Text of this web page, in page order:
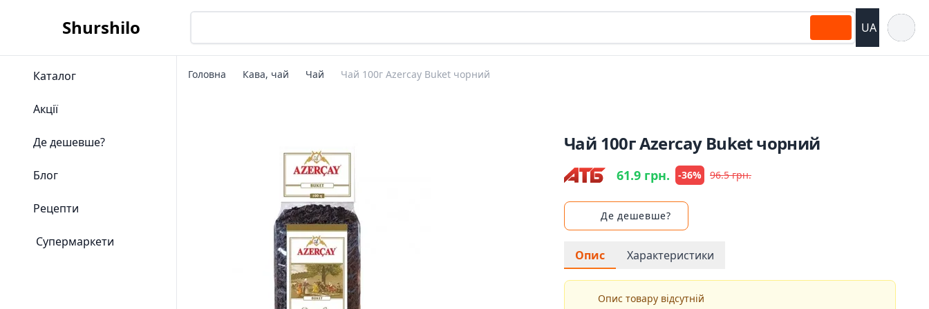
Shurshilo UA
Каталог
Акції
Де дешевше?
Блог
Рецепти
Супермаркети
Головна Кава, чай Чай Чай 100г Azercay Buket чорний
Чай 100г Azercay Buket чорний
61.9 грн. -36% 96.5 грн.
Де дешевше?
Опис Характеристики
Опис товару відсутній